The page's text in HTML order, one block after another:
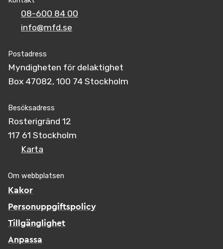
08-600 84 00
info@mfd.se
Postadress
Myndigheten för delaktighet
Box 47082, 100 74 Stockholm
Besöksadress
Rosterigränd 12
117 61 Stockholm
Karta
Om webbplatsen
Kakor
Personuppgiftspolicy
Tillgänglighet
Anpassa